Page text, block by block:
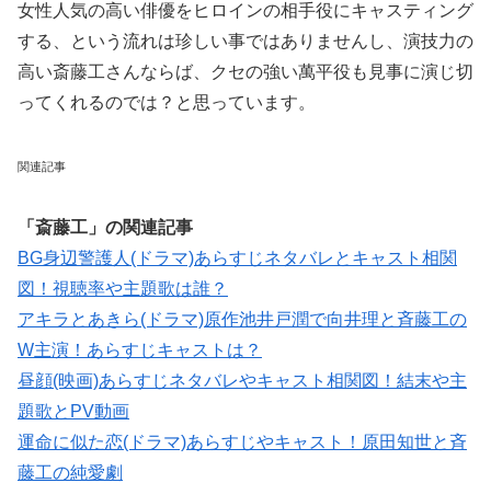
女性人気の高い俳優をヒロインの相手役にキャスティング
する、という流れは珍しい事ではありませんし、演技力の
高い斎藤工さんならば、クセの強い萬平役も見事に演じ切
ってくれるのでは？と思っています。
関連記事
「斎藤工」の関連記事
BG身辺警護人(ドラマ)あらすじネタバレとキャスト相関
図！視聴率や主題歌は誰？
アキラとあきら(ドラマ)原作池井戸潤で向井理と斉藤工の
W主演！あらすじキャストは？
昼顔(映画)あらすじネタバレやキャスト相関図！結末や主
題歌とPV動画
運命に似た恋(ドラマ)あらすじやキャスト！原田知世と斉
藤工の純愛劇